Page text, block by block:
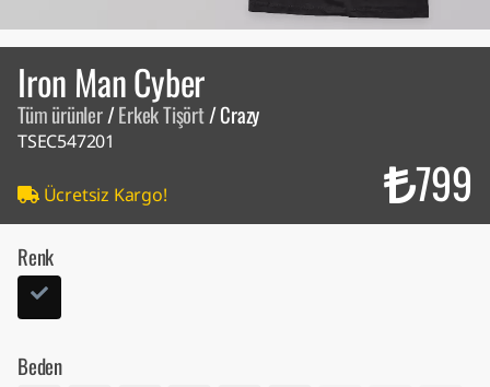
Iron Man Cyber
Tüm ürünler/Erkek Tişört/Crazy
TSEC547201
799
Ücretsiz Kargo!
Renk
Beden